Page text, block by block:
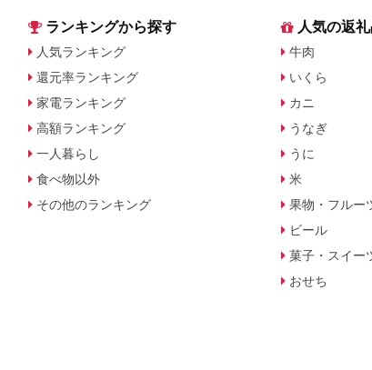
ランキングから探す
人気ランキング
還元率ランキング
家電ランキング
高額ランキング
一人暮らし
食べ物以外
その他のランキング
人気の返
牛肉
いくら
カニ
うなぎ
うに
米
果物・フルー
ビール
菓子・スイー
おせち